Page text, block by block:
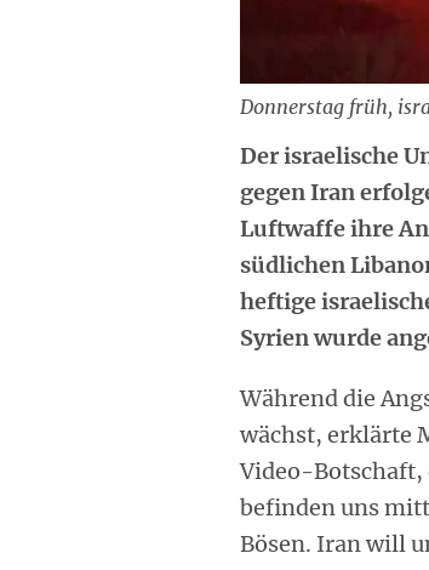
Donnerstag früh,
Der israelische
gegen Iran
Luftwaffe ihre
südlichen
heftige
Syrien wurde
Während die
wächst, erklärte
Video-
befinden uns
Bösen. Iran will